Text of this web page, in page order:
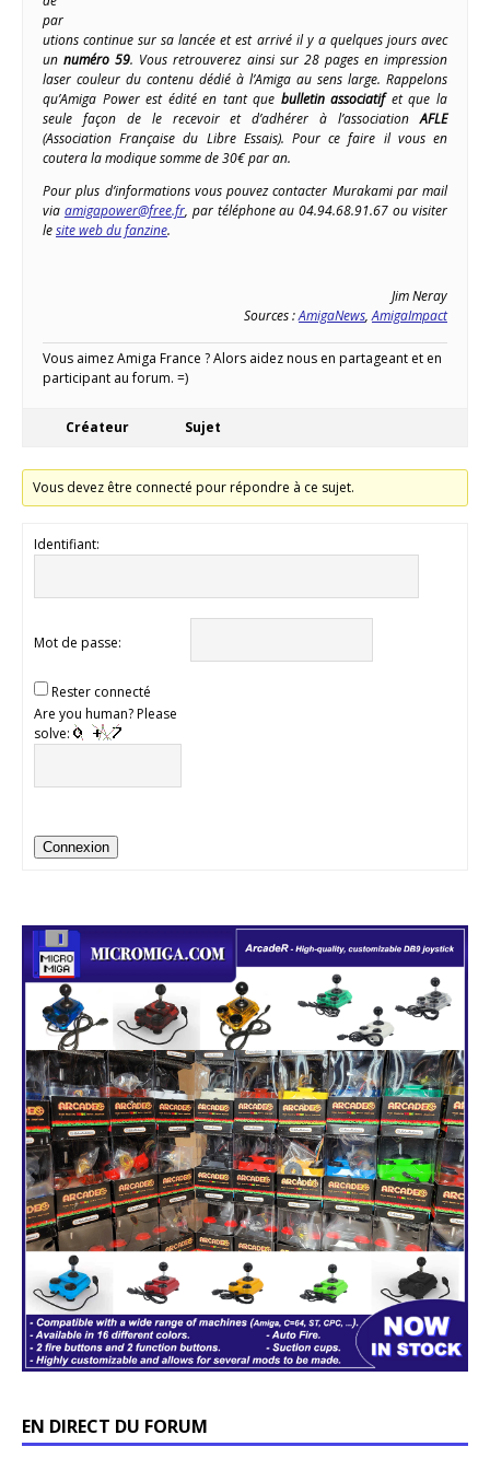
par
utions continue sur sa lancée et est arrivé il y a quelques jours avec
unnuméro 59. Vous retrouverez ainsi sur 28 pages en impression
laser couleur du contenu dédié à l’Amiga au sens large. Rappelons
qu’Amiga Power est édité en tant que bulletin associatifet que la
seule façon de le recevoir et d’adhérer à l’associationAFLE
(Association Française du Libre Essais). Pour ce faire il vous en
coutera la modique somme de 30€ par an.
Pour plus d’informations vous pouvez contacter Murakami par mail
via amigapower@free.fr, par téléphone au 04.94.68.91.67 ou visiter
lesite web du fanzine.
Jim Neray
Sources :AmigaNews,AmigaImpact
Vous aimez Amiga France ? Alors aidez nous en partageant et en
participant au forum. =)
Créateur Sujet
Vous devez être connecté pour répondre à ce sujet.
Identifiant:
Mot de passe:
Rester connecté
Are you human? Please
solve:
Connexion
EN DIRECT DU FORUM